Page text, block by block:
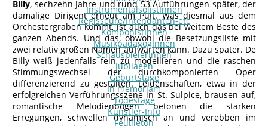
InstrumentalsolistInnen
Regisseure/Intendanten-etc
KomponistInnen
MusikpädagogInnen
SchauspielerInnen
Jubilaeen
Geburtstage
In memoriam
Todestage
Künstler-Info
Feuilleton
Billy, sechzehn Jahre und rund 53 Aufführungen später, der
damalige Dirigent erneut am Pult. Was diesmal aus dem
Orchestergraben kommt, ist auch das bei weitem Beste des
ganzen Abends. Und das, obwohl die Besetzungsliste mit
zwei relativ großen Namen aufwarten kann. Dazu später. De
Billy weiß jedenfalls fein zu modellieren und die raschen
Stimmungswechsel der durchkomponierten Oper
differenzierend zu gestalten. Leidenschaften, etwa in der
erfolgreichen Verführungsszene in St. Sulpice, brausen auf,
romantische Melodienbögen betonen die starken
Erregungen, schwellen dynamisch an und verebben im